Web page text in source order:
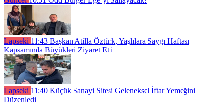
Lapseki 11:43 Başkan Atilla Öztürk, Yaşlılara Saygı Haftası
Kapsamında Büyükleri Ziyaret Etti
Lapseki 11:40 Küçük Sanayi Sitesi Geleneksel İftar Yemeğini
Düzenledi